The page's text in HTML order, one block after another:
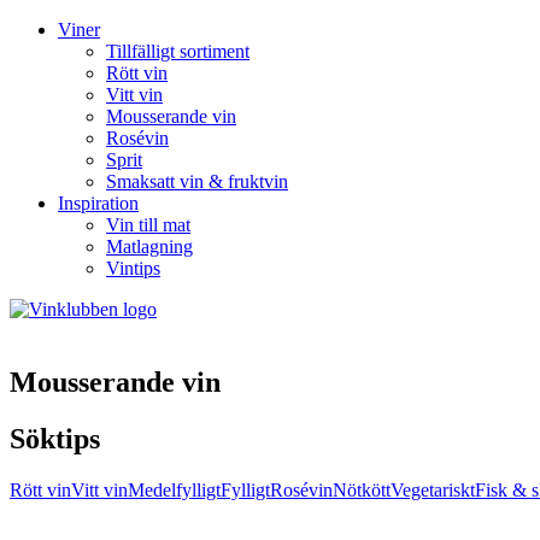
Viner
Tillfälligt sortiment
Rött vin
Vitt vin
Mousserande vin
Rosévin
Sprit
Smaksatt vin & fruktvin
Inspiration
Vin till mat
Matlagning
Vintips
Mousserande vin
Söktips
Rött vinVitt vinMedelfylligtFylligtRosévinNötköttVegetarisktFisk &